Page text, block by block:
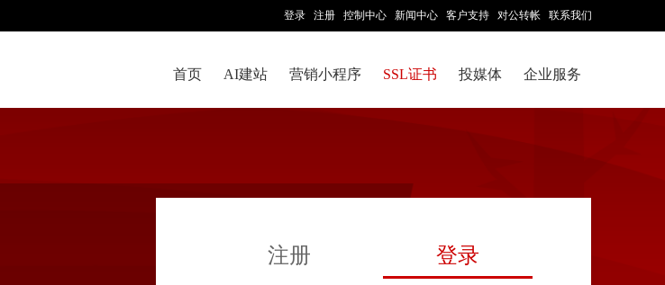
登录 注册 控制中心 新闻中心 客户支持 对公转帐 联系我们
首页 AI建站 营销小程序 SSL证书 投媒体 企业服务
注册 登录